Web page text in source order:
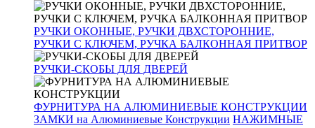
РУЧКИ ОКОННЫЕ, РУЧКИ ДВХСТОРОННИЕ,
РУЧКИ С КЛЮЧЕМ, РУЧКА БАЛКОННАЯ ПРИТВОР
РУЧКИ-СКОБЫ ДЛЯ ДВЕРЕЙ
ФУРНИТУРА НА АЛЮМИНИЕВЫЕ КОНСТРУКЦИИ
ЗАМКИ на Алюминиевые Конструкции НАЖИМНЫЕ